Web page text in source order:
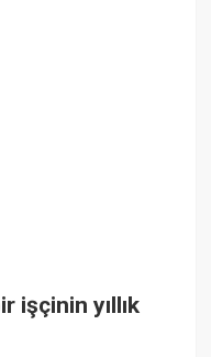
işçinin yıllık